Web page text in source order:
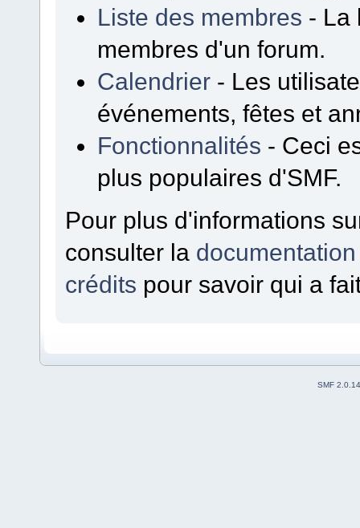
Liste des membres - La
membres d'un forum.
Calendrier - Les
événements, fêtes et
Fonctionnalités - Ceci
plus populaires d'SMF.
Pour plus d'informations
consulter la
crédits pour savoir qui a
SMF 2.0.14